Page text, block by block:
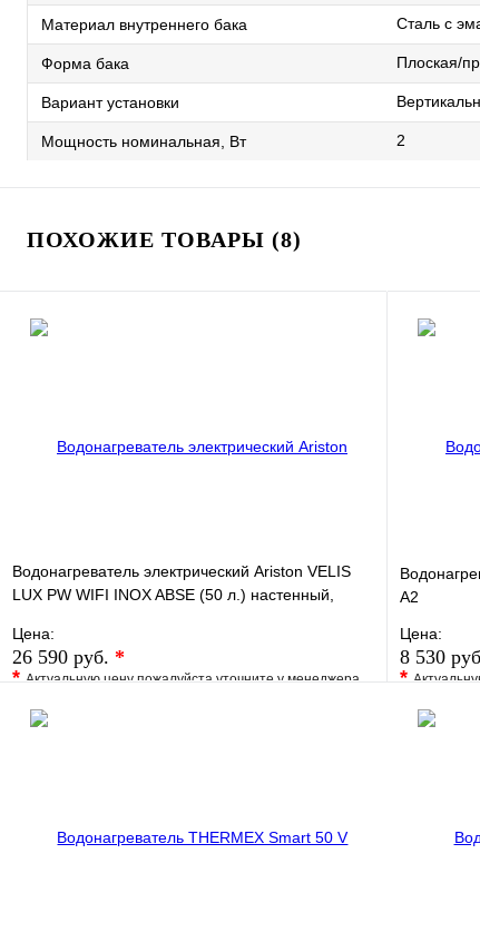
Материал внутреннего бака Сталь с
Форма бака Плоская/
Вариант установки
Мощность номинальная, Вт 2
ПОХОЖИЕ ТОВАРЫ (8)
Водонагреватель электрический Ariston VELIS
LUX PW WIFI INOX ABSE (50 л.) настенный,
Цена:
26 590 руб. *
*Актуальную цену пожалуйста уточните у менеджера
В избранное
A2
Цена:
8 530
*
В